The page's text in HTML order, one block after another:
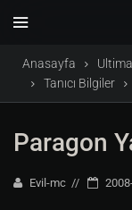
Anasayfa
Tanıcı Bilgiler
Paragon
Evil-mc